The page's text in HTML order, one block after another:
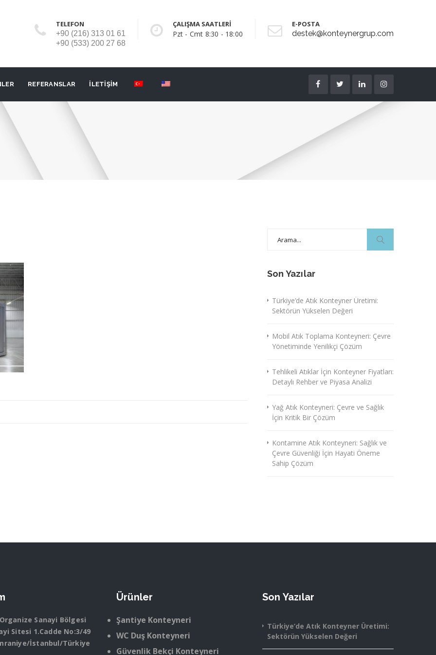
TELEFON
+90 (216) 313 01 61
+90 (533) 200 27 68
ÇALIŞMA SAATLERİ
Pzt - Cmt 8:30 - 18:00
E-POSTA
destek@konteynergrup.com
REFERANSLAR İLETİŞİM
Son Yazılar
Türkiye’de Atık Konteyner Üretimi:
Sektörün Yükselen Değeri
Mobil Atık Toplama Konteyneri: Çevre
Yönetiminde Yenilikçi Çözüm
Tehlikeli Atıklar İçin Konteyner Fiyatları:
Detaylı Rehber ve Piyasa Analizi
Yağ Atık Konteyneri: Çevre ve Sağlık
İçin Kritik Bir Çözüm
Kontamine Atık Konteyneri: Sağlık ve
Çevre Güvenliği İçin Hayati Öneme
Sahip Çözüm
Sanayi Bölgesi
Sitesi 1.Cadde No:3/49
İstanbul/Türkiye
Ürünler
Şantiye Konteyneri
WC Duş Konteyneri
Güvenlik Bekçi Konteyneri
Son Yazılar
Türkiye’de Atık Konteyner Üretimi:
Sektörün Yükselen Değeri